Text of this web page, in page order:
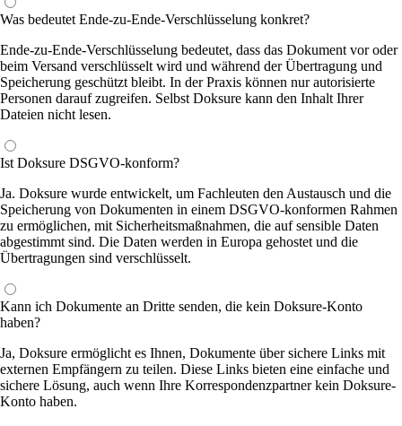
Was bedeutet Ende-zu-Ende-Verschlüsselung konkret?
Ende-zu-Ende-Verschlüsselung bedeutet, dass das Dokument vor oder
beim Versand verschlüsselt wird und während der Übertragung und
Speicherung geschützt bleibt. In der Praxis können nur autorisierte
Personen darauf zugreifen. Selbst Doksure kann den Inhalt Ihrer
Dateien nicht lesen.
Ist Doksure DSGVO-konform?
Ja. Doksure wurde entwickelt, um Fachleuten den Austausch und die
Speicherung von Dokumenten in einem DSGVO-konformen Rahmen
zu ermöglichen, mit Sicherheitsmaßnahmen, die auf sensible Daten
abgestimmt sind. Die Daten werden in Europa gehostet und die
Übertragungen sind verschlüsselt.
Kann ich Dokumente an Dritte senden, die kein Doksure-Konto
haben?
Ja, Doksure ermöglicht es Ihnen, Dokumente über sichere Links mit
externen Empfängern zu teilen. Diese Links bieten eine einfache und
sichere Lösung, auch wenn Ihre Korrespondenzpartner kein Doksure-
Konto haben.